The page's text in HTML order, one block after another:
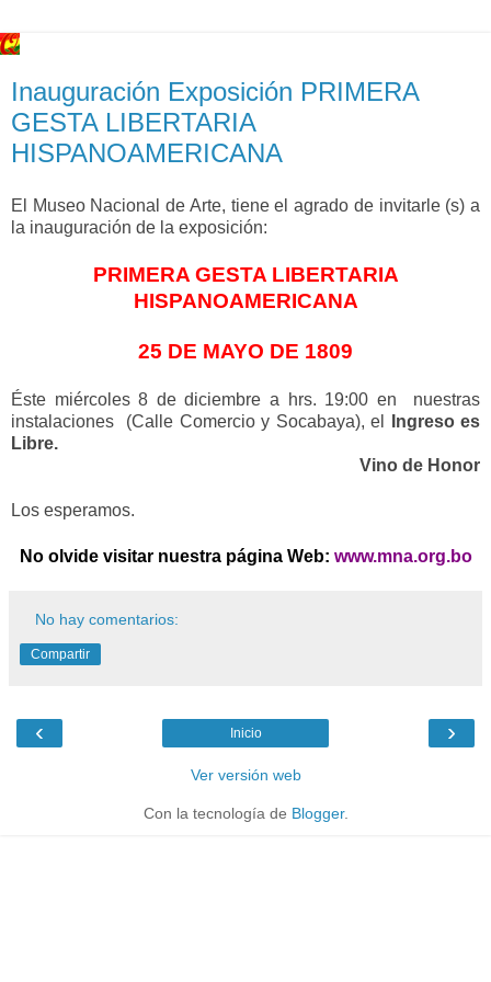
Inauguración Exposición PRIMERA
GESTA LIBERTARIA
HISPANOAMERICANA
El Museo Nacional de Arte, tiene el agrado de invitarle (s) a
la inauguración de la exposición:
PRIMERA GESTA LIBERTARIA
HISPANOAMERICANA
25 DE MAYO DE 1809
Éste miércoles 8 de diciembre a hrs. 19:00 en
nuestras
instalaciones
(Calle Comercio y Socabaya), el
Ingreso es
Libre.
Vino de Honor
Los esperamos.
No olvide visitar nuestra página Web: www.mna.org.bo
No hay comentarios:
Compartir
‹ ›
Inicio
Ver versión web
Con la tecnología de Blogger.